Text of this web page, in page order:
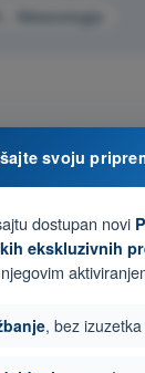
- Meteorologija
svoju
dostupan novi
ekskluzivnih
, bez izuzetka